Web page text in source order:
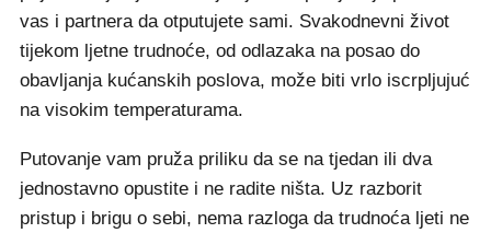
vas i partnera da otputujete sami. Svakodnevni život
tijekom ljetne trudnoće, od odlazaka na posao do
obavljanja kućanskih poslova, može biti vrlo iscrpljujuć
na visokim temperaturama.
Putovanje vam pruža priliku da se na tjedan ili dva
jednostavno opustite i ne radite ništa. Uz razborit
pristup i brigu o sebi, nema razloga da trudnoća ljeti ne